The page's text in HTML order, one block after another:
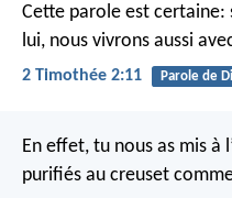
Cette parole est certaine:
lui, nous vivrons aussi
2 Timothée 2:11 Parole de
En effet, tu nous as mis à
purifiés au creuset